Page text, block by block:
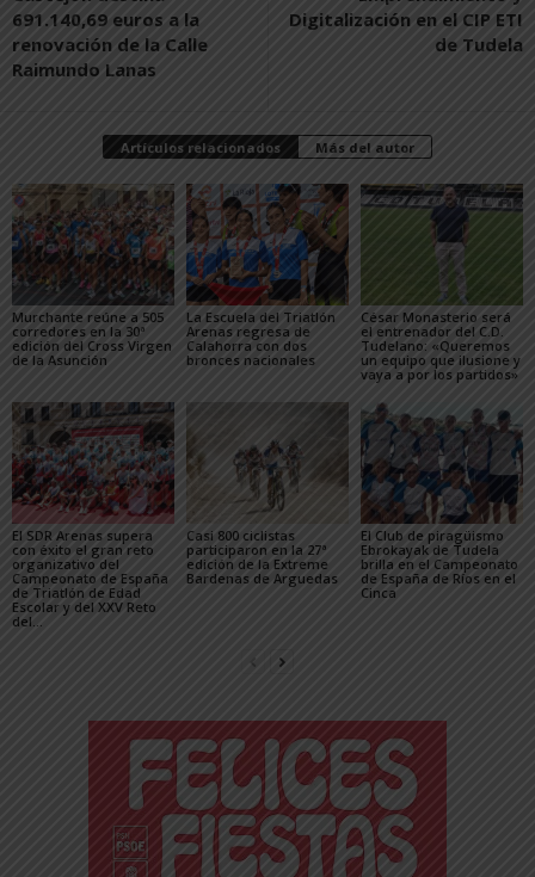
691.140,69 euros a la
renovación de la Calle
Raimundo Lanas
Digitalización en el CIP ETI
de Tudela
Artículos relacionados Más del autor
Murchante reúne a 505
corredores en la 30ª
edición del Cross Virgen
de la Asunción
La Escuela del Triatlón
Arenas regresa de
Calahorra con dos
bronces nacionales
César Monasterio será
el entrenador del C.D.
Tudelano: «Queremos
un equipo que ilusione y
vaya a por los partidos»
El SDR Arenas supera
con éxito el gran reto
organizativo del
Campeonato de España
de Triatlón de Edad
Escolar y del XXV Reto
del...
Casi 800 ciclistas
participaron en la 27ª
edición de la Extreme
Bardenas de Arguedas
El Club de piragüismo
Ebrokayak de Tudela
brilla en el Campeonato
de España de Ríos en el
Cinca